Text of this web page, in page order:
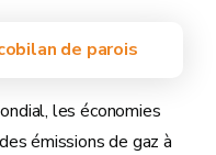
de parois
les économies
émissions de gaz à